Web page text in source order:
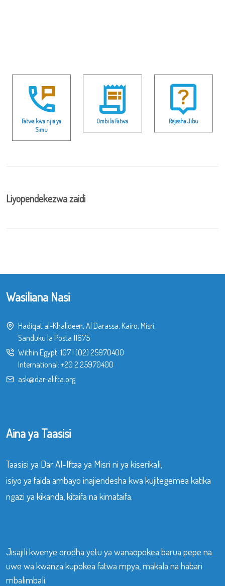
Fatwa kwa njia ya
Simu
Ombi la Fatwa Rejesha Jibu
Liyopendekezwa zaidi
Wasiliana Nasi
Hadiqat al-Khalideen, Al Darassa, Kairo, Misri.
Sanduku la Posta 11675
Within Egypt: 107| (02) 25970400
International: +20 2 25970400
ask@dar-alifta.org
Aina ya Taasisi
Taasisi ya Dar Al-Iftaa ya Misri ni ya kiserikali,
isiyo ya faida ambayo inajiendesha kwa kujitegemea katika
ngazi ya kikanda, kitaifa na kimataifa.
Jisajili kwenye orodha yetu ya wanaopokea barua pepe na
uwe wa kwanza kupokea fatwa mpya, makala na habari
mbalimbali.